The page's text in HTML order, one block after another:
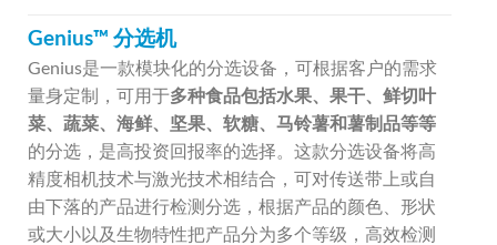
Genius™ 分选机
Genius是一款模块化的分选设备，可根据客户的需求
量身定制，可用于多种食品包括水果、果干、鲜切叶
菜、蔬菜、海鲜、坚果、软糖、马铃薯和薯制品等等
的分选，是高投资回报率的选择。这款分选设备将高
精度相机技术与激光技术相结合，可对传送带上或自
由下落的产品进行检测分选，根据产品的颜色、形状
或大小以及生物特性把产品分为多个等级，高效检测